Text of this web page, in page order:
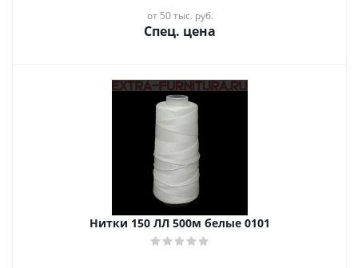
от 50 тыс. руб.
Спец. цена
Нитки 150 ЛЛ 500м белые 0101